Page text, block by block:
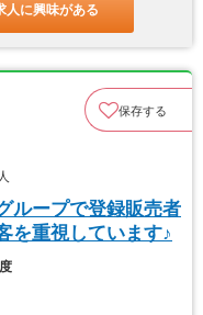
人に興味がある
保存する
ループで登録販売者
を重視しています♪